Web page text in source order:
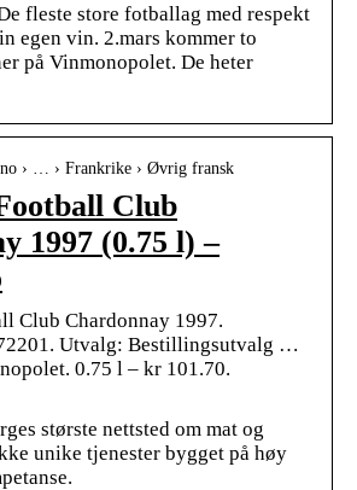
fleste store fotballag med respekt
egen vin. 2.mars kommer to
på Vinmonopolet. De heter
› … › Frankrike › Øvrig fransk
Club
1997 (0.75 l) –
Club Chardonnay 1997.
Utvalg: Bestillingsutvalg …
0.75 l – kr 101.70.
største nettsted om mat og
unike tjenester bygget på høy